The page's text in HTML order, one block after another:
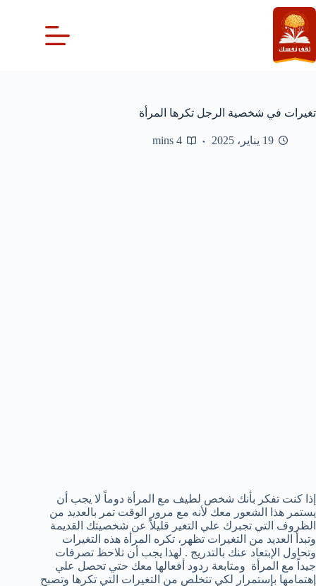
التجاوز
إلى
المحتوى
تغيرات في شخصية الرجل تكرها المرأة
19 يناير، 2025 4 mins
إذا كنت تفكر بأنك شخص لطيف مع المرأة دوماً لا يجب أن
يستمر هذا الشعور معك لأنه مع مرور الوقت تمر بالعديد من
الظروف التي تجبرك علي التغير قليلاً عن شخصيتك القديمة
وتبدأ العديد من التغيرات تظهر، تكره المرأة هذه التغيرات
وتحاول الإبتعاد عنك بالتدريج . لهذا يجب أن تلاحظ تصرفات
جيداً مع المرأة ومتابعة ردود أفعالها معك حتي تحصل علي
إهتمامها بإستمرار لكي تتخلص من التغيرات التي تكرها وتصبح